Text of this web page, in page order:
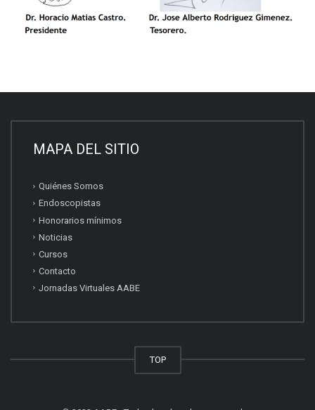
MAPA DEL SITIO
Quiénes Somos
Endoscopistas
Honorarios mínimos
Noticias
Cursos
Contacto
Jornadas Virtuales AABE
TOP